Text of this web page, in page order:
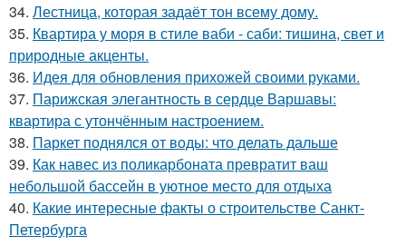
34. Лестница, которая задаёт тон всему дому.
35. Квартира у моря в стиле ваби - саби: тишина, свет и
природные акценты.
36. Идея для обновления прихожей своими руками.
37. Парижская элегантность в сердце Варшавы:
квартира с утончённым настроением.
38. Паркет поднялся от воды: что делать дальше
39. Как навес из поликарбоната превратит ваш
небольшой бассейн в уютное место для отдыха
40. Какие интересные факты о строительстве Санкт-
Петербурга